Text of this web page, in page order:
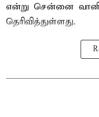
என்று சென்னை
தெரிவித்துள்ளது.